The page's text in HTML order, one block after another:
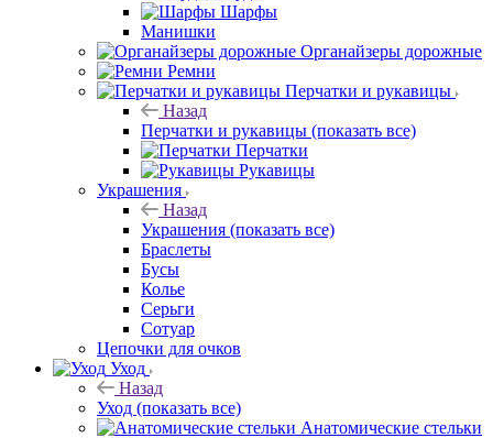
Шарфы
Манишки
Органайзеры дорожные
Ремни
Перчатки и рукавицы
Назад
Перчатки и рукавицы (показать все)
Перчатки
Рукавицы
Украшения
Назад
Украшения (показать все)
Браслеты
Бусы
Колье
Серьги
Сотуар
Цепочки для очков
Уход
Назад
Уход (показать все)
Анатомические стельки